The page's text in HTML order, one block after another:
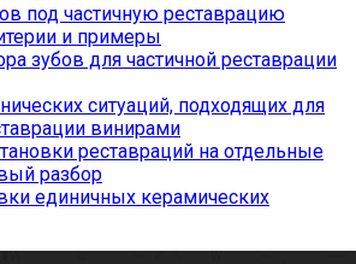
под частичную реставрацию
и примеры
зубов для частичной реставрации
ситуаций, подходящих для
винирами
реставраций на отдельные
разбор
единичных керамических